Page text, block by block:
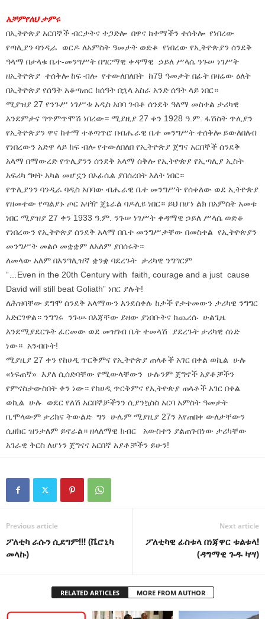
አቻምየለህ ታምሩ
በኢትዮጵያ አርበኞች ብርታትና ተጋድሎ በዋና ከተማችን ተሰቅሎ የነበረው
የጣሊያን ባንዲራ ወርዶ ለአምስት ዓመታት ወድቆ የነበረው የኢትዮጵያን ሰንደቅ
ዓላማ በታላቁ ቤተ-መንግሥት በግርማዊ ቀዳማዊ ኃይለ ሥላሴ ንጉሠ ነገሥት
ዘኢትዮጵያ ተሰቅሎ ከፍ ብሎ የተውለበለበት ከ79 ዓመታት በፊት በዛሬው ዕለት
በኢትዮጵያ የሰዓት አቆጣጠር ከሰዓት በኋላ አስራ አንድ ሰዓት ላይ ነበር።
ሚያዝያ 27 የንጉሥ ነገሥቱ አዲስ አበባ ገብቶ ሰንደቅ ዓለማ መስቀል ታሪካዊ
እንደምታና ግጥምጥሞሽ ነበረው። ሚያዚያ 27 ቀን 1928 ዓ.ም. ፋሽስት ጥሊያን
የኢትዮጵያን ዋና ከተማ ተቆጣጥሮ በብሔራዊ ቤተ መንግሥት ተሰቅሎ ይውለበለብ
የነበረውን አድዋ ላይ ከፍ ብሎ የተውለበለበ የኢትዮጵያ ጀግና አርበኞች ሰንደቅ
አላማ በማውረድ የጥሊያንን ሰንደቅ አላማ ሰቅሎ የኢትዮጵያ የኢጣሊያ ኢስት
አፍሪካ ግዛት አካል መሆኗን በኦፊሴል ያበሰረበት እለት ነበር።
የጥሊያንን ባንዲራ ባዲስ አበባው ብሔራዊ ቤተ መንግሥት የሰቀለው ወደ ኢትዮጵያ
የዘመተው የጣልያኑ ጦር አዛዥ ጄኔራል ባዶሊዩ ነበር። ይህ በሆነ ልክ በአምስት አመቱ
ነበር ሚያዝያ 27 ቀን 1933 ዓ.ም. ንጉሠ ነገሥት ቀዳማዊ ኃይለ ሥላሴ ወድቆ
የነበረውን የኢትዮጵያ ሰንደቅ አላማ በቤተ መንግሥታቸው በመስቀል የኢትዮጵያን
መንግሥት መልሶ መቋቋም ለአለም ያበሰሩት።
ለመላው አለም በእንግሊዝኛ ቋንቋ ባደረጉት ታሪካዊ ንግግርም
“…Even in the 20th Century with faith, courage and a just cause
David will still beat Goliath” ነበር ያሉት!
ለሕዝባቸው ደግሞ ሰንደቅ አላማውን እንደሰቀሉ ከታች የታተመውን ታሪካዊ ንግግር
አድርገዋል። ንግግሩ ንጉሡ በእጃቸው ይዘው ያነበቡትና ከጨረሱ ሁልጊዜ
እንደሚያደርጉት ፈርመው ወደ መዝገብ ቤት ተመላሽ ያደረጉት ታሪካዊ ሰነድ
ነው። አንብቡት!
ሚያዚያ 27 ቀን የከሀዲ ጥርቅምና የኢትዮጵያ ጠላቶች አገር በቀል ወኪል ሁሉ
«ነፍጠኛ» እያለ ሲሰድባቸው የሚውላቸውን ሁሉንም ጀግኖች አያቶቻችን
የምናስታውስበት ቀን ነው። የከሀዲ ጥርቅምና የኢትዮጵያ ጠላቶች አገር በቀል
ወኪል ሁሉ ወደር የለሽ አርበኞቻችንን ሲያንኳስስ አርባ አምስት ዓመታት
ቢሞላውም ታሪክና ትውልድ ግን ሁሌም ሚያዚያ 27ን እየጠበቀ ውለታቸውን
ሲዘክር ዝንታለም ይኖራል። ዘላለማዊ ክብር አውስተን ያልጠገብነው ታሪካቸው
አገራዊ ቅርስ ለሆነን ጀግናና አርበኛ አያቶቻችን ይሁን!
Previous article
ፖለቲካ ራሱን ሲደግም!!! (ቬሮኒካ
መላኩ)
Next article
ፖለቲካዊ ፊስቱላ በነጃዋር ቱልቱላ!
(ዳግማዊ ጉዱ ካሣ)
RELATED ARTICLES MORE FROM AUTHOR